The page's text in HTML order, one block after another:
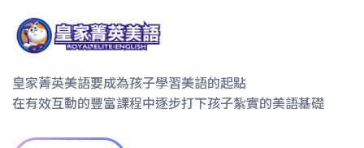
皇家菁英美語要成為孩子學習美語的起點
在有效互動的豐富課程中逐步打下孩子紮實的美語基礎